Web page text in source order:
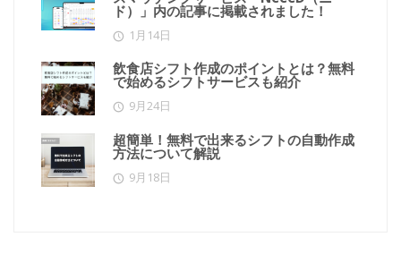
ド）」内の記事に掲載されました！
1月14日
飲食店シフト作成のポイントとは？無料
で始めるシフトサービスも紹介
9月24日
超簡単！無料で出来るシフトの自動作成
方法について解説
9月18日